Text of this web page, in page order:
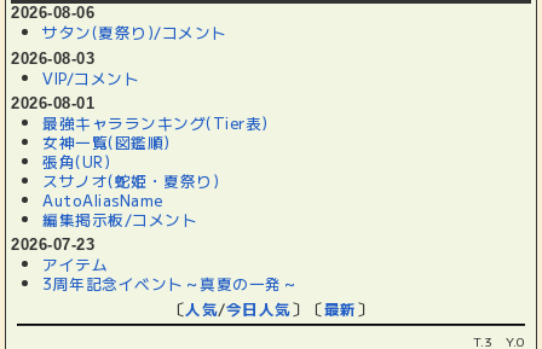
2026-08-06
サタン(夏祭り)/コメント
2026-08-03
VIP/コメント
2026-08-01
最強キャラランキング(Tier表)
女神一覧(図鑑順)
張角(UR)
スサノオ(蛇姫・夏祭り)
AutoAliasName
編集掲示板/コメント
2026-07-23
アイテム
3周年記念イベント～真夏の一発～
〔人気/今日人気〕〔最新〕
T.3 Y.0